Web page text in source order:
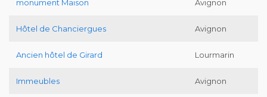
monument Maison Avignon
Hôtel de Chanciergues Avignon
Ancien hôtel de Girard Lourmarin
Immeubles Avignon